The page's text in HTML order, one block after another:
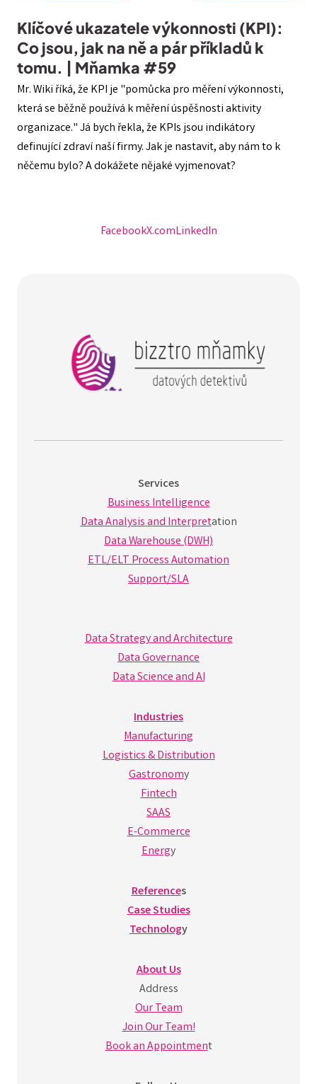
Klíčové ukazatele výkonnosti (KPI):
Co jsou, jak na ně a pár příkladů k
tomu. | Mňamka #59
Mr. Wiki říká, že KPI je "pomůcka pro měření výkonnosti,
která se běžně používá k měření úspěšnosti aktivity
organizace." Já bych řekla, že KPIs jsou indikátory
definující zdraví naší firmy. Jak je nastavit, aby nám to k
něčemu bylo? A dokážete nějaké vyjmenovat?
FacebookX.comLinkedIn
Services
Business Intelligence
Data Analysis and Interpretation
Data Warehouse (DWH)
ETL/ELT Process Automation
Support/SLA
Data Strategy and Architecture
Data Governance
Data Science and AI
Industries
Manufacturing
Logistics & Distribution
Gastronomy
Fintech
SAAS
E-Commerce
Energy
References
Case Studies
Technology
About Us
Address
Our Team
Join Our Team!
Book an Appointment